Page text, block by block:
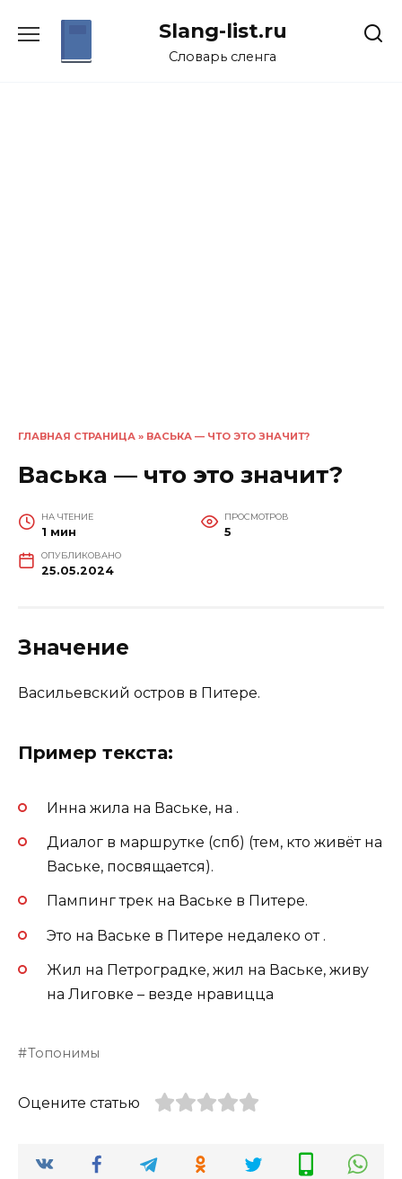
Slang-list.ru
Словарь сленга
ГЛАВНАЯ СТРАНИЦА » ВАСЬКА — ЧТО ЭТО ЗНАЧИТ?
Васька — что это значит?
НА ЧТЕНИЕ
1 мин
ПРОСМОТРОВ
5
ОПУБЛИКОВАНО
25.05.2024
Значение
Васильевский остров в Питере.
Пример текста:
Инна жила на Ваське, на .
Диалог в маршрутке (спб) (тем, кто живёт на
Ваське, посвящается).
Пампинг трек на Ваське в Питере.
Это на Ваське в Питере недалеко от .
Жил на Петроградке, жил на Ваське, живу
на Лиговке – везде нравицца
Топонимы
Оцените статью